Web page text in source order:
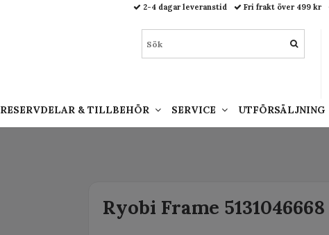
Ryobi Frame 5131046668
2-4 dagar leveranstid Fri frakt över 499 kr
RESERVDELAR & TILLBEHÖR SERVICE UTFÖRSÄLJNING